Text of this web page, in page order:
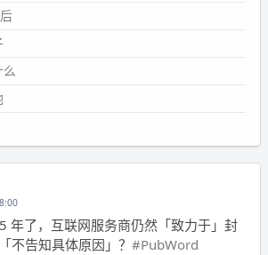
么
年了，互联网服务商仍然「致力于」封
不告知具体原因」？ #PubWord